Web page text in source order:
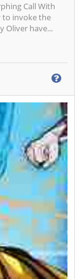
Call With
to invoke the
Oliver have...